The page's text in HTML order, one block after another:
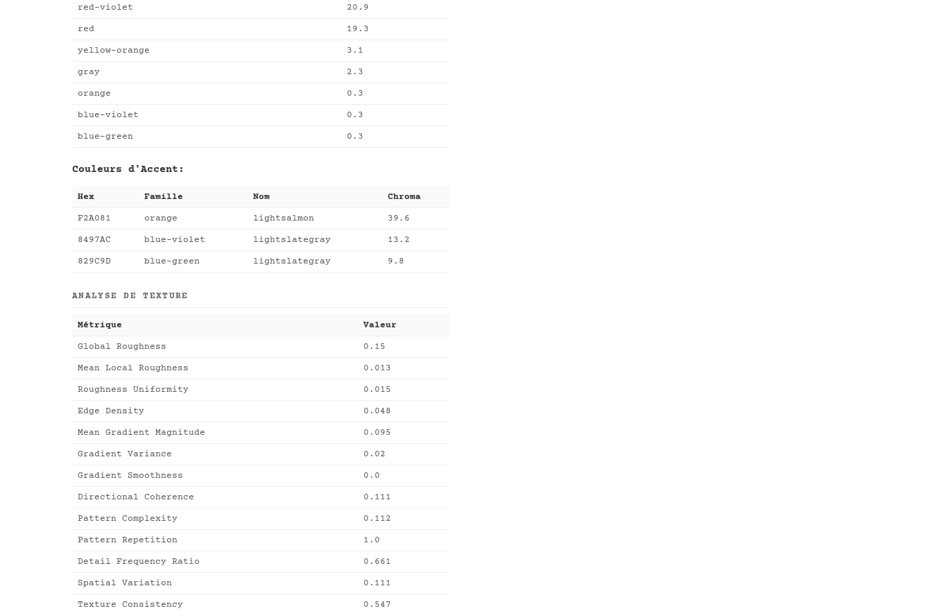
red-violet 20.9
red 19.3
yellow-orange 3.1
gray 2.3
orange 0.3
blue-violet 0.3
blue-green 0.3
Couleurs d'Accent:
Hex Famille Nom Chroma
F2A081 orange lightsalmon 39.6
8497AC blue-violet lightslategray 13.2
829C9D blue-green lightslategray 9.8
ANALYSE DE TEXTURE
Métrique Valeur
Global Roughness 0.15
Mean Local Roughness 0.013
Roughness Uniformity 0.015
Edge Density 0.048
Mean Gradient Magnitude 0.095
Gradient Variance 0.02
Gradient Smoothness 0.0
Directional Coherence 0.111
Pattern Complexity 0.112
Pattern Repetition 1.0
Detail Frequency Ratio 0.661
Spatial Variation 0.111
Texture Consistency 0.547